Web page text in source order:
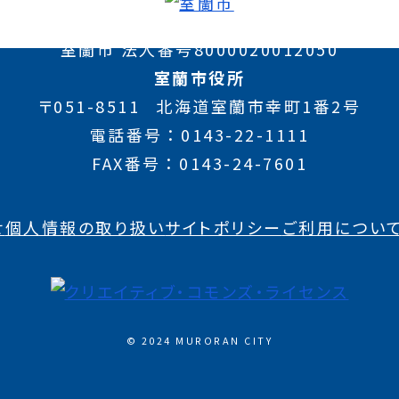
室蘭市 法人番号8000020012050
室蘭市役所
〒051-8511
北海道室蘭市幸町1番2号
電話番号
0143-22-1111
FAX番号
0143-24-7601
個人情報の取り扱いサイトポリシーご利用について
© 2024 MURORAN CITY